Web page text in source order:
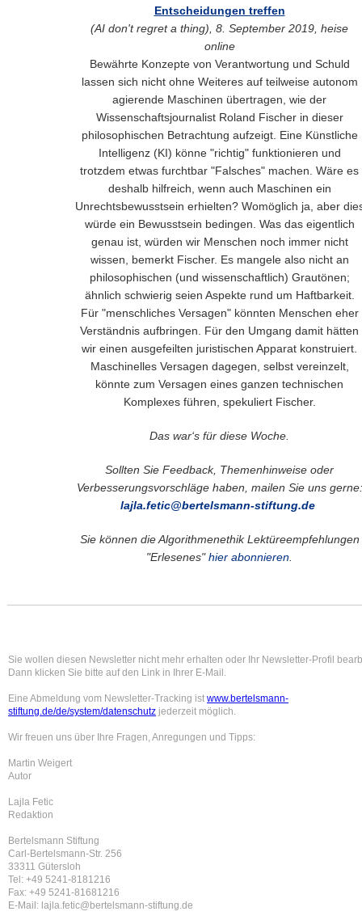
Entscheidungen treffen
(AI don't regret a thing), 8. September 2019, heise
online
Bewährte Konzepte von Verantwortung und Schuld
lassen sich nicht ohne Weiteres auf teilweise autonom
agierende Maschinen übertragen, wie der
Wissenschaftsjournalist Roland Fischer in dieser
philosophischen Betrachtung aufzeigt. Eine Künstliche
Intelligenz (KI) könne "richtig" funktionieren und
trotzdem etwas furchtbar "Falsches" machen. Wäre es
deshalb hilfreich, wenn auch Maschinen ein
Unrechtsbewusstsein erhielten? Womöglich ja, aber
würde ein Bewusstsein bedingen. Was das eigentlich
genau ist, würden wir Menschen noch immer nicht
wissen, bemerkt Fischer. Es mangele also nicht an
philosophischen (und wissenschaftlich) Grautönen;
ähnlich schwierig seien Aspekte rund um Haftbarkeit.
Für "menschliches Versagen" könnten Menschen eher
Verständnis aufbringen. Für den Umgang damit hätten
wir einen ausgefeilten juristischen Apparat konstruiert.
Maschinelles Versagen dagegen, selbst vereinzelt,
könnte zum Versagen eines ganzen technischen
Komplexes führen, spekuliert Fischer.
Das war‘s für diese Woche.
Sollten Sie Feedback, Themenhinweise oder
Verbesserungsvorschläge haben, mailen Sie uns gerne:
lajla.fetic@bertelsmann-stiftung.de
Sie können die Algorithmenethik Lektüreempfehlungen
"Erlesenes"hier abonnieren
Sie wollen diesen Newsletter nicht mehr erhalten oder Ihr Newsletter-Profil
Dann klicken Sie bitte auf den Link in Ihrer E-Mail.
Eine Abmeldung vom Newsletter-Tracking ist www.bertelsmann-
stiftung.de/de/system/datenschutz jederzeit möglich.
Wir freuen uns über Ihre Fragen, Anregungen und Tipps:
Martin Weigert
Autor
Lajla Fetic
Redaktion
Bertelsmann Stiftung
Carl-Bertelsmann-Str. 256
33311 Gütersloh
Tel: +49 5241-8181216
Fax: +49 5241-81681216
E-Mail: lajla.fetic@bertelsmann-stiftung.de